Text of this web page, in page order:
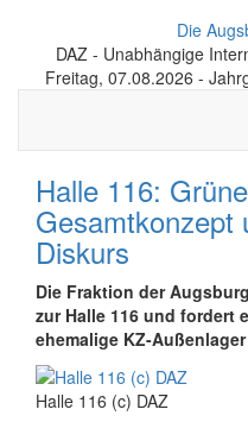
Die
DAZ - Unabhängige
Freitag, 07.08.2026 -
Halle 116:
Gesamtkonzept
Diskurs
Die Fraktion der
zur Halle 116 und fordert
ehemalige KZ-
Halle 116 (c) DAZ